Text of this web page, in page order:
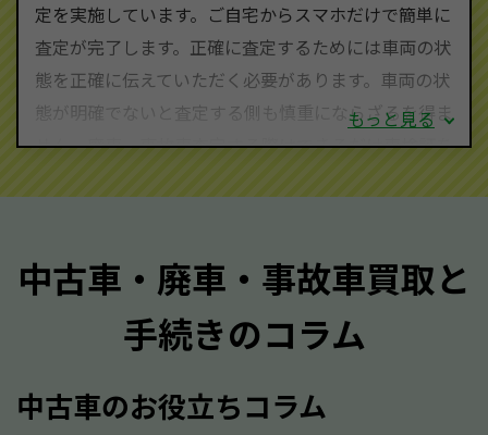
査定・ご相談・見積もりはすべて無料で行います。安
心してお問い合わせください。
定を実施しています。ご自宅からスマホだけで簡単に
査定が完了します。正確に査定するためには車両の状
態を正確に伝えていただく必要があります。車両の状
態が明確でないと査定する側も慎重にならざるを得ま
せん。廃車・事故車査定する際はできるだけ車検証を
質問させていただく内容は以下の通りとなります。
メーカー／車種
型式／グレード
もっと見る
中古車・廃車・事故車買取と
手続きのコラム
中古車のお役立ちコラム